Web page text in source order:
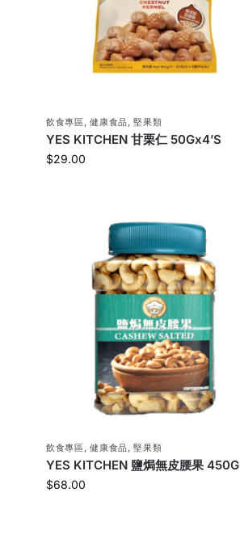
飲食專區,健康食品,堅果類
YES KITCHEN 甘栗仁 50Gx4’S
$29.00
飲食專區,健康食品,堅果類
YES KITCHEN 鹽焗無皮腰果 450G
$68.00